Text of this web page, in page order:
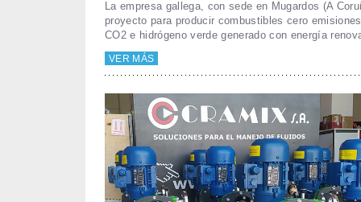
La empresa gallega, con sede en Mugardos (A
proyecto para producir combustibles cero
CO2 e hidrógeno verde generado con energía
VER MÁS